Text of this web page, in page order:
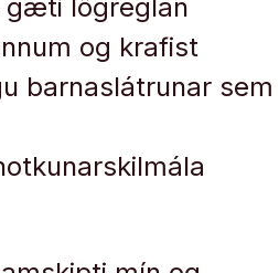
gæti lögreglan
og krafist
barnaslátrunar sem